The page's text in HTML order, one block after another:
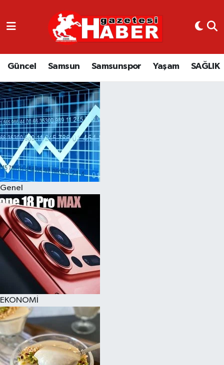
Güncel Samsun Samsunspor Yaşam SAĞLIK
Genel
EKONOMİ
GÜNCEL
SAMSUN
SAMSUNSPOR
EKONOMİ
YAŞAM